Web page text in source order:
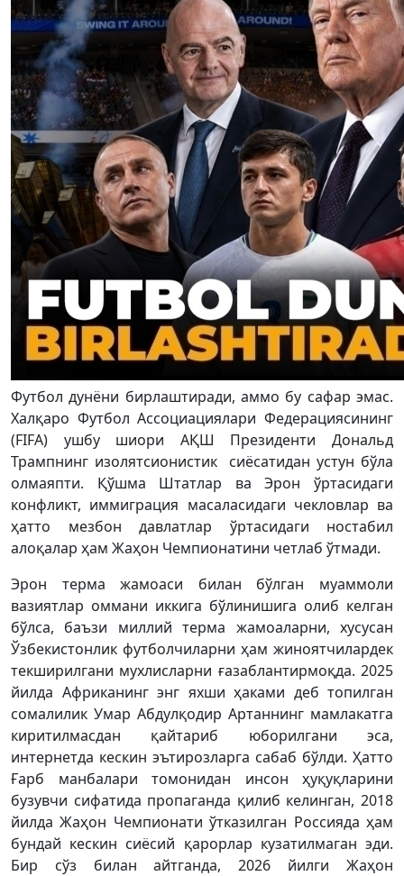
Футбол дунёни бирлаштиради, аммо бу сафар эмас.
Халқаро Футбол Ассоциациялари Федерациясининг
(FIFA) ушбу шиори АҚШ Президенти Дональд
Трампнинг изолятсионистик сиёсатидан устун бўла
олмаяпти. Қўшма Штатлар ва Эрон ўртасидаги
конфликт, иммиграция масаласидаги чекловлар ва
ҳатто мезбон давлатлар ўртасидаги ностабил
алоқалар ҳам Жаҳон Чемпионатини четлаб ўтмади.
Эрон терма жамоаси билан бўлган муаммоли
вазиятлар оммани иккига бўлинишига олиб келган
бўлса, баъзи миллий терма жамоаларни, хусусан
Ўзбекистонлик футболчиларни ҳам жиноятчилардек
текширилгани мухлисларни ғазаблантирмоқда. 2025
йилда Африканинг энг яхши ҳаками деб топилган
сомалилик Умар Абдулқодир Артаннинг мамлакатга
киритилмасдан қайтариб юборилгани эса,
интернетда кескин эътирозларга сабаб бўлди. Ҳатто
Ғарб манбалари томонидан инсон ҳуқуқларини
бузувчи сифатида пропаганда қилиб келинган, 2018
йилда Жаҳон Чемпионати ўтказилган Россияда ҳам
бундай кескин сиёсий қарорлар кузатилмаган эди.
Бир сўз билан айтганда, 2026 йилги Жаҳон